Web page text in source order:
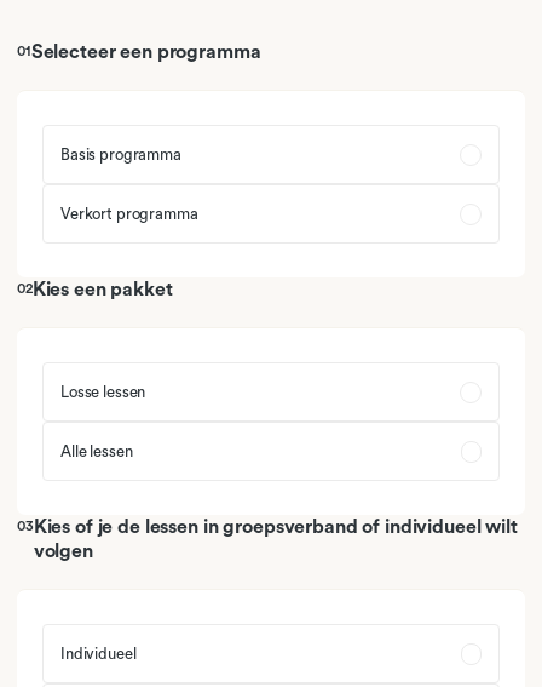
04 Domein A: Leesvaardigheid
08Domein A: Leesvaardigheid
01Selecteer een programma
Basis programma
Verkort programma
02Kies een pakket
Losse lessen
Alle lessen
03Kies of je de lessen in groepsverband of individueel wilt
volgen
Individueel